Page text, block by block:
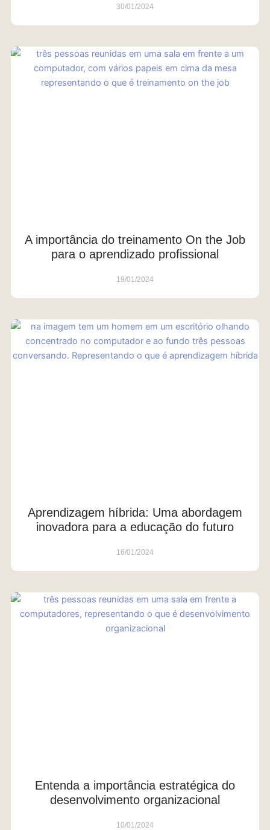
30/01/2024
A importância do treinamento On the Job
para o aprendizado profissional
19/01/2024
Aprendizagem híbrida: Uma abordagem
inovadora para a educação do futuro
16/01/2024
Entenda a importância estratégica do
desenvolvimento organizacional
10/01/2024